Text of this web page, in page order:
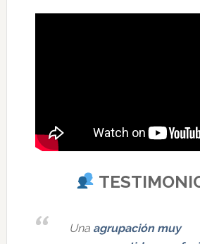
Una agrupación muy